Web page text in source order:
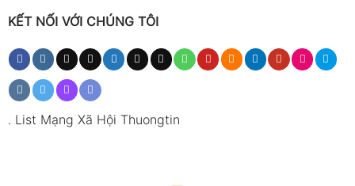
KẾT NỐI VỚI CHÚNG TÔI
. List Mạng Xã Hội Thuongtin